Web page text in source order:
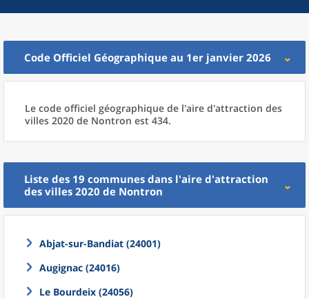
Code Officiel Géographique au 1er janvier 2026
Le code officiel géographique de l'aire d'attraction des
villes 2020 de Nontron est 434.
Liste des 19 communes dans l'aire d'attraction
des villes 2020 de Nontron
Abjat-sur-Bandiat (24001)
Augignac (24016)
Le Bourdeix (24056)